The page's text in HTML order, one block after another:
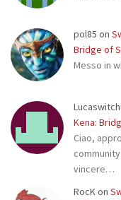
pol85 on
Bridge of
Messo in
Kena:
Ciao,
vincere…
RocKon